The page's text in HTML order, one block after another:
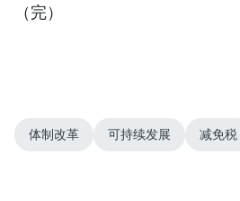
（完）
体制改革 可持续发展 减免税